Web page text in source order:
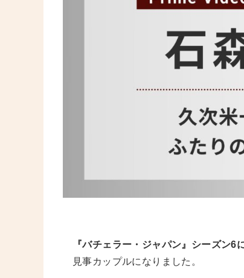
『バチェラー・ジャパン』シーズン6
見事カップルになりました。